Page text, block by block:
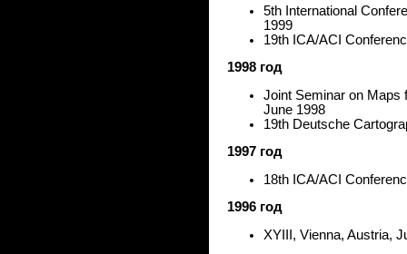
5th International
1999
19th ICA/ACI
1998 год
Joint Seminar on Maps
June 1998
19th Deutsche
1997 год
18th ICA/ACI
1996 год
XYIII, Vienna, Austria,